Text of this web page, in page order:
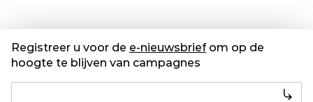
Registreer u voor de e-nieuwsbriefom op de
hoogte te blijven van campagnes